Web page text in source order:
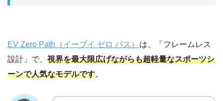
EV Zero Path（イーブイ ゼロ パス）
は、「フレームレス
設計」で、 視界を最大限広げながらも超軽量なスポーツシ
ーンで人気なモデルです。